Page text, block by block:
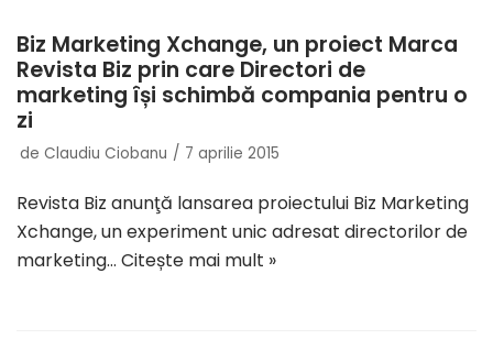
Biz Marketing Xchange, un proiect Marca
Revista Biz prin care Directori de
marketing își schimbă compania pentru o
zi
de Claudiu Ciobanu 7 aprilie 2015
Revista Biz anunţă lansarea proiectului Biz Marketing
Xchange, un experiment unic adresat directorilor de
marketing… Citește mai mult »